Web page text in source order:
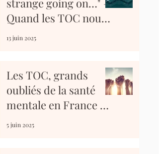
strange going on…" –
Quand les TOC nous
enferment dans une
13 juin 2025
Les TOC, grands
oubliés de la santé
mentale en France :
au-delà des clichés,
5 juin 2025